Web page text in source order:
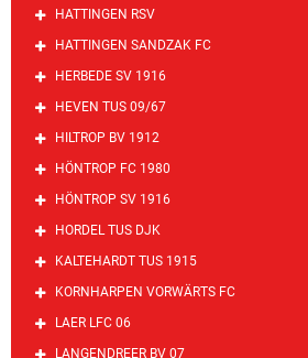
HATTINGEN RSV
HATTINGEN SANDZAK FC
HERBEDE SV 1916
HEVEN TUS 09/67
HILTROP BV 1912
HÖNTROP FC 1980
HÖNTROP SV 1916
HORDEL TUS DJK
KALTEHARDT TUS 1915
KORNHARPEN VORWÄRTS FC
LAER LFC 06
LANGENDREER BV 07